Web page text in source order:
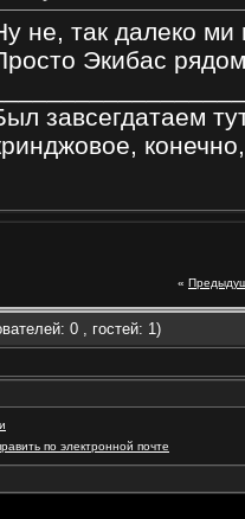
не, так далеко ми
Экибас
завсегдатаем
«
0 , гостей: 1)
по электронной почте